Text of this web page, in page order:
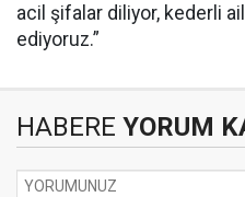
acil şifalar diliyor, kederli
ediyoruz.”
HABERE YORUM